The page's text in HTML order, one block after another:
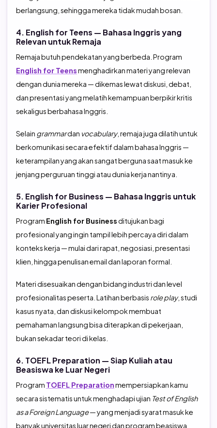
berlangsung, sehingga mereka tidak mudah bosan.
4. English for Teens — Bahasa Inggris yang
Relevan untuk Remaja
Remaja butuh pendekatan yang berbeda. Program
English for Teensmenghadirkan materi yang relevan
dengan dunia mereka — dikemas lewat diskusi, debat,
dan presentasi yang melatih kemampuan berpikir kritis
sekaligus berbahasa Inggris.
Selain grammardan vocabulary, remaja juga dilatih untuk
berkomunikasi secara efektif dalam bahasa Inggris —
keterampilan yang akan sangat berguna saat masuk ke
jenjang perguruan tinggi atau dunia kerja nantinya.
5. English for Business — Bahasa Inggris untuk
Karier Profesional
Program English for Businessditujukan bagi
profesional yang ingin tampil lebih percaya diri dalam
konteks kerja — mulai dari rapat, negosiasi, presentasi
klien, hingga penulisan email dan laporan formal.
Materi disesuaikan dengan bidang industri dan level
profesionalitas peserta. Latihan berbasis role play, studi
kasus nyata, dan diskusi kelompok membuat
pemahaman langsung bisa diterapkan di pekerjaan,
bukan sekadar teori di kelas.
6. TOEFL Preparation — Siap Kuliah atau
Beasiswa ke Luar Negeri
Program TOEFL Preparationmempersiapkan kamu
secara sistematis untuk menghadapi ujian Test of English
as a Foreign Language— yang menjadi syarat masuk ke
banyak universitas luar negeri dan program beasiswa